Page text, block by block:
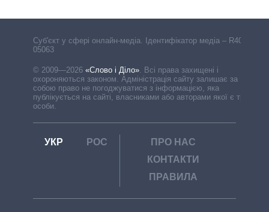
Cуб'єкт у сфері онлайн-медіа. Ідентифікатор медіа – R40-
05063
© 2009—2026 «Слово і Діло». Всі права захищені і
охороняються законом. Адміністрація сайту залишає за
собою право не погоджуватися з інформацією, яка
публікується на сайті, власниками або авторами якої є треті
особи.
УКР РОС
ПРО НАС
КОНТАКТИ
ПРАВИЛА